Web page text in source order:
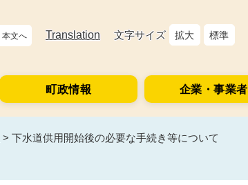
本文へ Translation 文字サイズ 拡大 標準
町政情報 企業・事業者
> 下水道供用開始後の必要な手続き等について